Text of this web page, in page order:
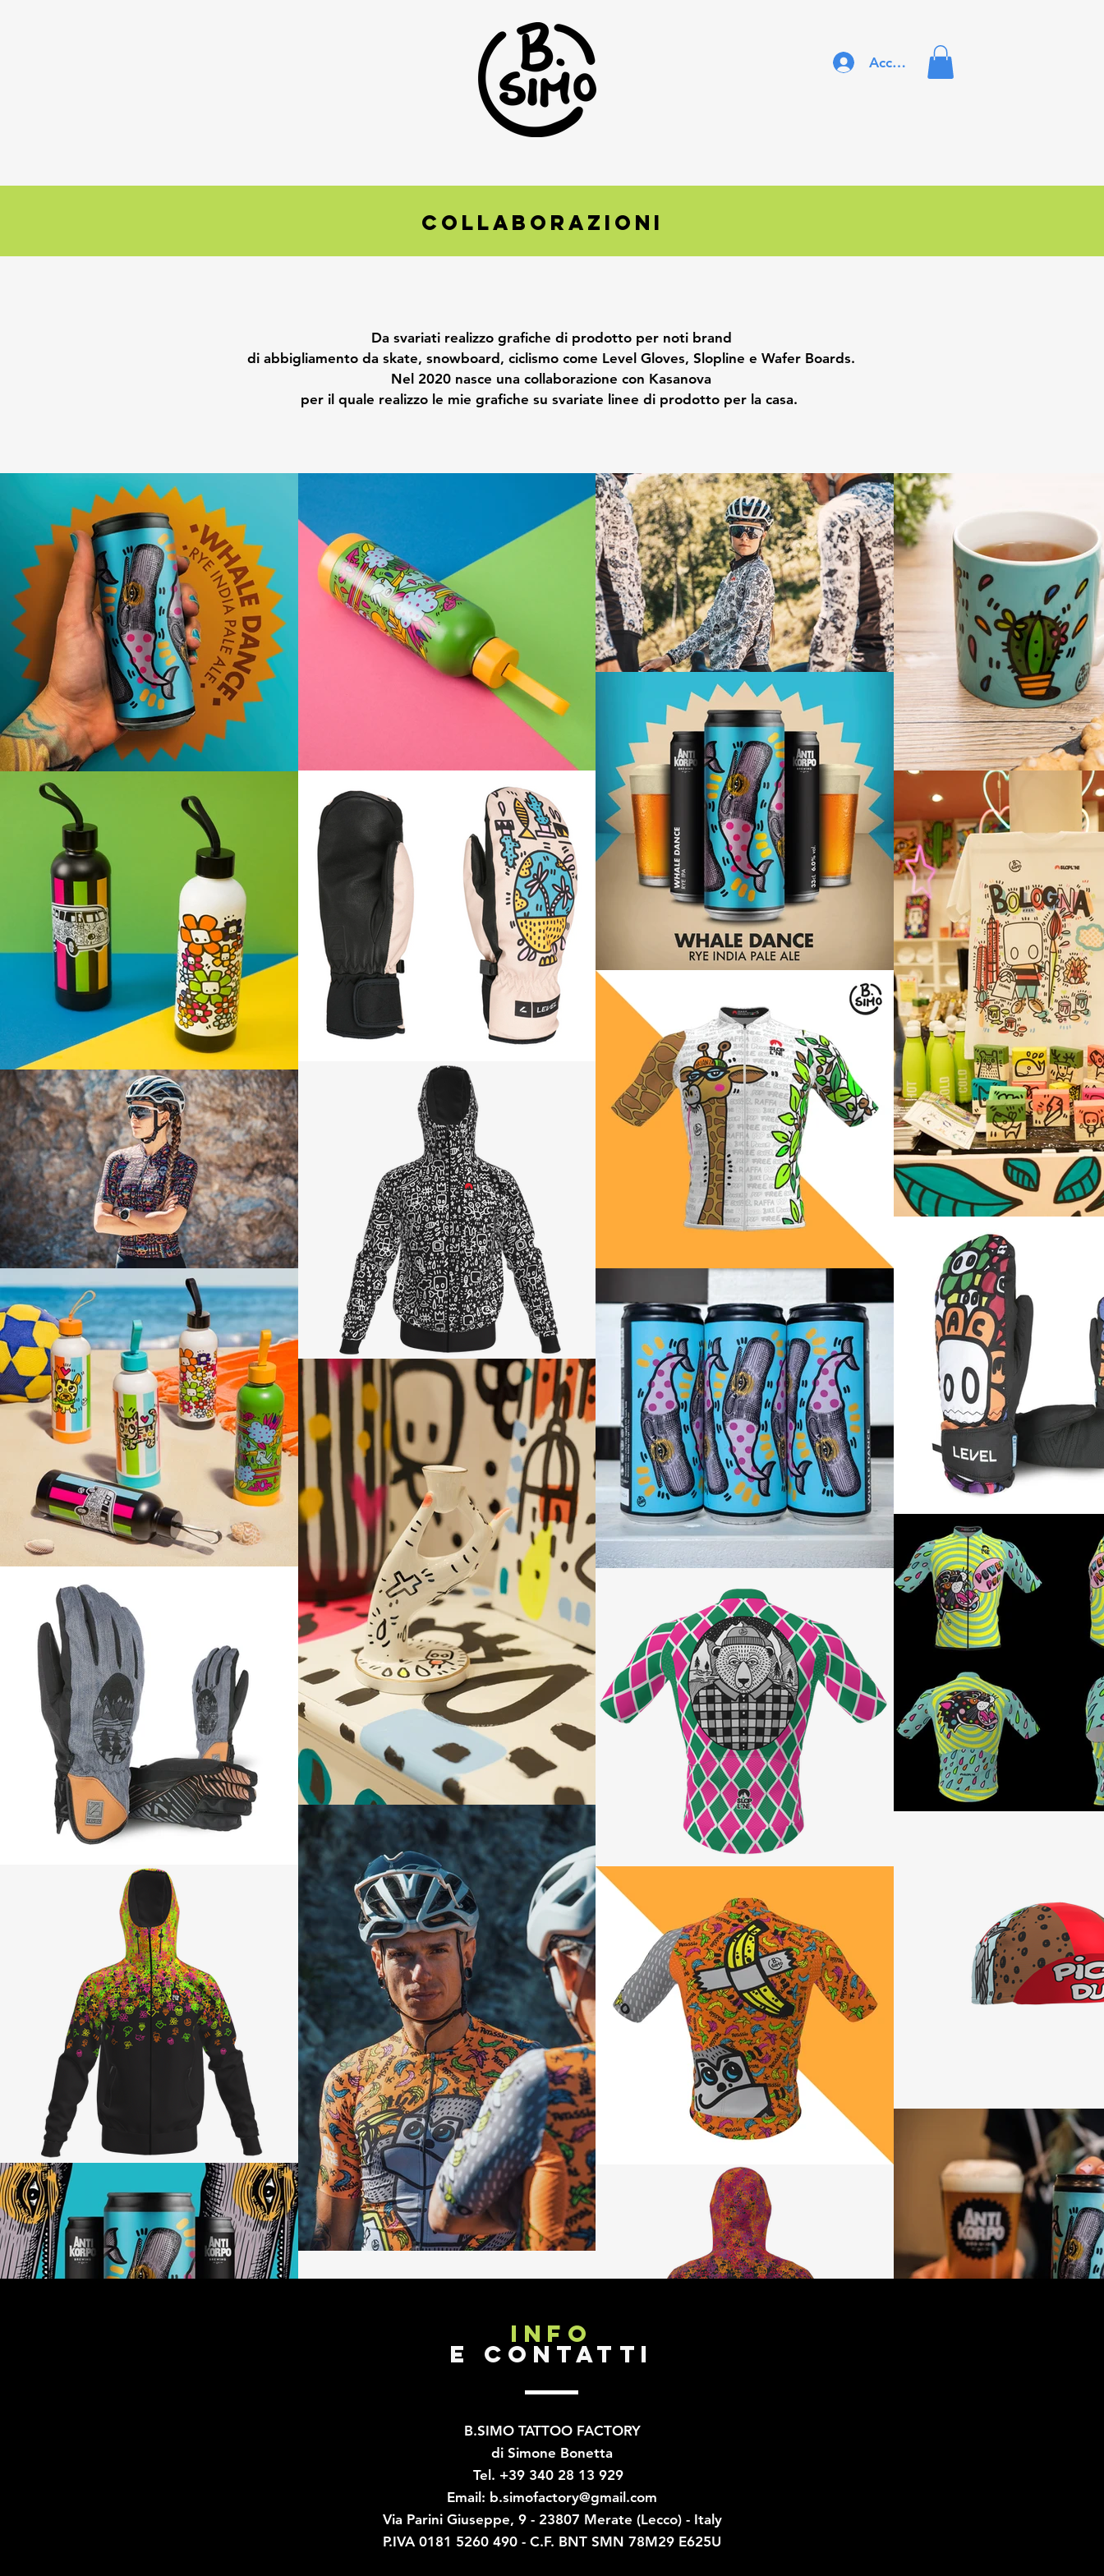
Accedi
COLLABORAZIONI
Da svariati realizzo grafiche di prodotto per noti brand
di abbigliamento da skate, snowboard, ciclismo come Level Gloves, Slopline e Wafer Boards.
Nel 2020 nasce una collaborazione con Kasanova
per il quale realizzo le mie grafiche su svariate linee di prodotto per la casa.
INFO
E CONTATTI
B.SIMO TATTOO FACTORY
di Simone Bonetta
Tel. +39 340 28 13 929
Email: b.simofactory@gmail.com
Via Parini Giuseppe, 9 - 23807 Merate (Lecco) - Italy
P.IVA 0181 5260 490 - C.F. BNT SMN 78M29 E625U